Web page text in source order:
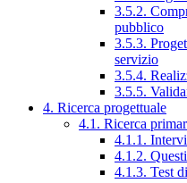
3.5.2.
pubblico
3.5.3.
servizio
3.5.4.
3.5.5.
4. Ricerca progettuale
4.1. Ricerca
4.1.1.
4.1.2.
4.1.3. Test